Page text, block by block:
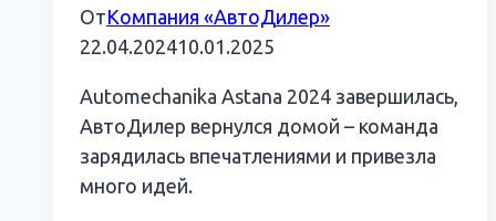
ОтКомпания «АвтоДилер»
22.04.202410.01.2025
Automechanika Astana 2024 завершилась,
АвтоДилер вернулся домой – команда
зарядилась впечатлениями и привезла
много идей.